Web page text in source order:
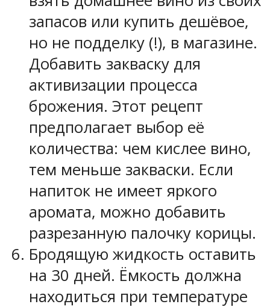
запасов или купить дешёвое,
но не подделку (!), в магазине.
Добавить закваску для
активизации процесса
брожения. Этот рецепт
предполагает выбор её
количества: чем кислее вино,
тем меньше закваски. Если
напиток не имеет яркого
аромата, можно добавить
разрезанную палочку корицы.
Бродящую жидкость оставить
на 30 дней. Ёмкость должна
находиться при температуре